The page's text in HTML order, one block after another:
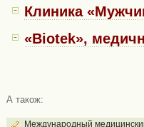
Клиника
«Biotek»,
А також:
Международный